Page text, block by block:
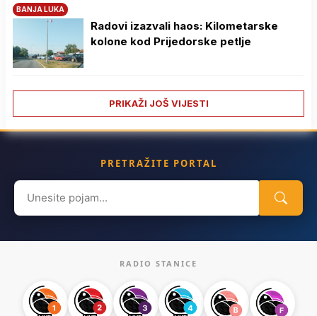
BANJA LUKA
Radovi izazvali haos: Kilometarske
kolone kod Prijedorske petlje
PRIKAŽI JOŠ VIJESTI
PRETRAŽITE PORTAL
Search
for:
RADIO STANICE